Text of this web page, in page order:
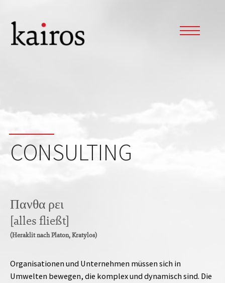
CONSULTING
Πανθα ρει
[alles fließt]
(Heraklit nach Platon, Kratylos)
Organisationen und Unternehmen müssen sich in
Umwelten bewegen, die komplex und dynamisch sind. Die